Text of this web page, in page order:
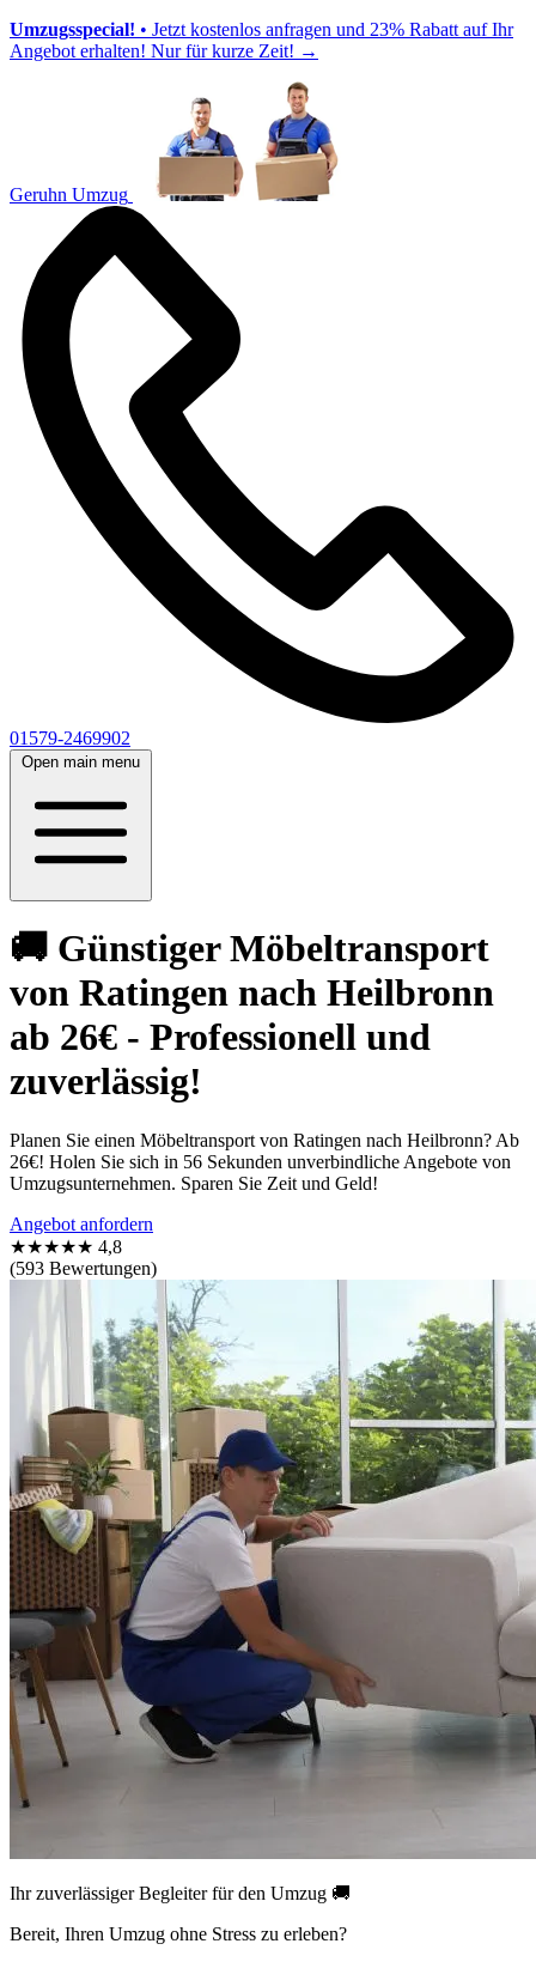
Umzugsspecial! • Jetzt kostenlos anfragen und 23% Rabatt auf Ihr
Angebot erhalten! Nur für kurze Zeit! →
Geruhn Umzug
01579-2469902
Open main menu
🚚 Günstiger Möbeltransport
von Ratingen nach Heilbronn
ab 26€ - Professionell und
zuverlässig!
Planen Sie einen Möbeltransport von Ratingen nach Heilbronn? Ab
26€! Holen Sie sich in 56 Sekunden unverbindliche Angebote von
Umzugsunternehmen. Sparen Sie Zeit und Geld!
Angebot anfordern
★★★★★ 4,8
(593 Bewertungen)
Ihr zuverlässiger Begleiter für den Umzug 🚚
Bereit, Ihren Umzug ohne Stress zu erleben?